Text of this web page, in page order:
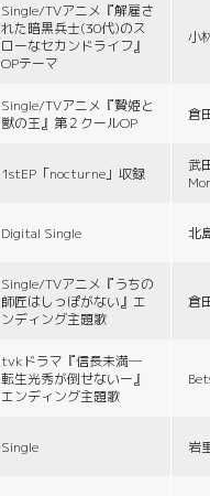
Single/TVアニメ『解雇さ
れた暗黒兵士(30代)のス
ローなセカンドライフ』
OPテーマ
小
Single/TVアニメ『贄姫と
獣の王』第２クールOP
倉
1stEP「nocturne」収録
武
Digital Single 北
Single/TVアニメ『うちの
師匠はしっぽがない』エ
ンディング主題歌
倉
tvkドラマ『信長未満―
転生光秀が倒せないー』
エンディング主題歌
Single 岩